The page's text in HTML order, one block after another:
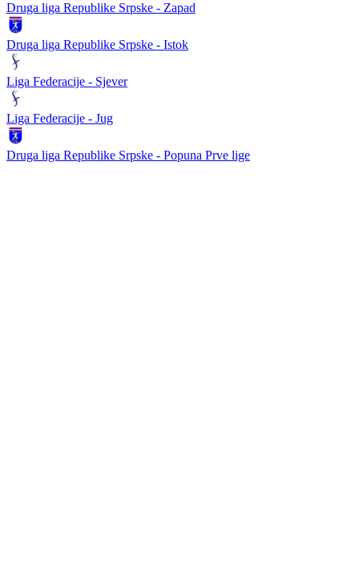
Druga liga Republike Srpske - Zapad
Druga liga Republike Srpske - Istok
Liga Federacije - Sjever
Liga Federacije - Jug
Druga liga Republike Srpske - Popuna Prve lige